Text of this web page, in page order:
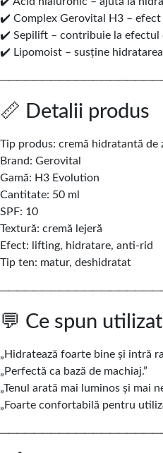
✔️ Complex Gerovital H3 –
✔️ Sepilift – contribuie la efectul
✔️ Lipomoist – susține
📏 Detalii produs
Tip produs: cremă hidratantă de
Brand: Gerovital
Gamă: H3 Evolution
Cantitate: 50 ml
SPF: 10
Textură: cremă lejeră
Efect: lifting, hidratare, anti-rid
Tip ten: matur, deshidratat
💬 Ce spun
„Hidratează foarte bine și intră
„Perfectă ca bază de machiaj.”
„Tenul arată mai luminos și mai
„Foarte confortabilă pentru